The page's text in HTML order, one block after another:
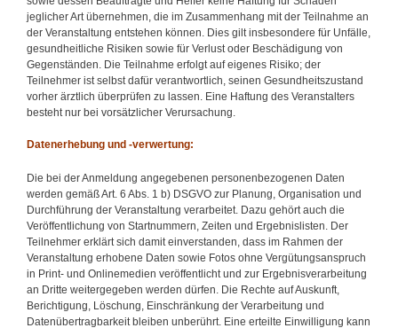
jeglicher Art übernehmen, die im Zusammenhang mit der Teilnahme an
der Veranstaltung entstehen können. Dies gilt insbesondere für Unfälle,
gesundheitliche Risiken sowie für Verlust oder Beschädigung von
Gegenständen. Die Teilnahme erfolgt auf eigenes Risiko; der
Teilnehmer ist selbst dafür verantwortlich, seinen Gesundheitszustand
vorher ärztlich überprüfen zu lassen. Eine Haftung des Veranstalters
besteht nur bei vorsätzlicher Verursachung.
Datenerhebung und -verwertung:
Die bei der Anmeldung angegebenen personenbezogenen Daten
werden gemäß Art. 6 Abs. 1 b) DSGVO zur Planung, Organisation und
Durchführung der Veranstaltung verarbeitet. Dazu gehört auch die
Veröffentlichung von Startnummern, Zeiten und Ergebnislisten. Der
Teilnehmer erklärt sich damit einverstanden, dass im Rahmen der
Veranstaltung erhobene Daten sowie Fotos ohne Vergütungsanspruch
in Print- und Onlinemedien veröffentlicht und zur Ergebnisverarbeitung
an Dritte weitergegeben werden dürfen. Die Rechte auf Auskunft,
Berichtigung, Löschung, Einschränkung der Verarbeitung und
Datenübertragbarkeit bleiben unberührt. Eine erteilte Einwilligung kann